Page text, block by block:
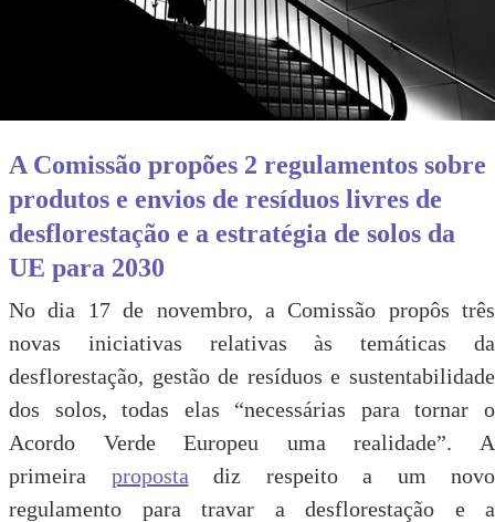
A Comissão propões 2 regulamentos sobre
produtos e envios de resíduos livres de
desflorestação e a estratégia de solos da
UE para 2030
No dia 17 de novembro, a Comissão propôs três
novas iniciativas relativas às temáticas da
desflorestação, gestão de resíduos e sustentabilidade
dos solos, todas elas “necessárias para tornar o
Acordo Verde Europeu uma realidade”. A
primeira proposta diz respeito a um novo
regulamento para travar a desflorestação e a